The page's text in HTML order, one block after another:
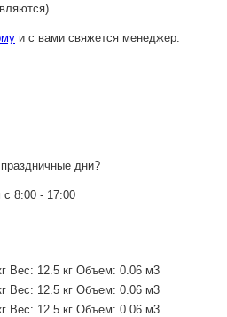
и с вами свяжется менеджер.
дни?
8:00 - 17:00
Вес: 12.5 кг Объем: 0.06 м3
Вес: 12.5 кг Объем: 0.06 м3
Вес: 12.5 кг Объем: 0.06 м3